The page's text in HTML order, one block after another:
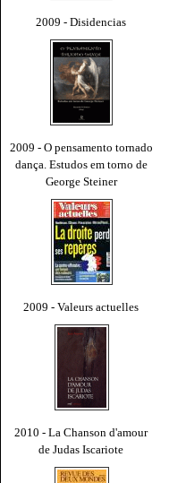
2009 - Disidencias
2009 - O pensamento tornado
dança. Estudos em torno de
George Steiner
2009 - Valeurs actuelles
2010 - La Chanson d'amour
de Judas Iscariote